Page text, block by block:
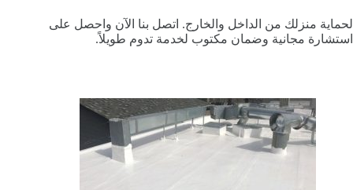
لحماية منزلك من الداخل والخارج. اتصل بنا الآن واحصل على
استشارة مجانية وضمان مكتوب لخدمة تدوم طويلاً.